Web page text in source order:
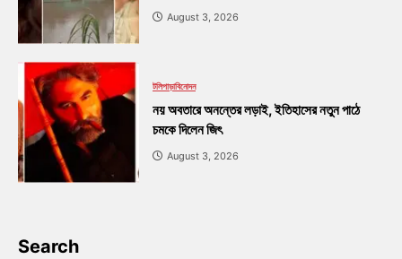
August 3, 2026
টলিপাড়াবিনোদন
নয় অবতারে অনন্তের লড়াই, ইতিহাসের নতুন পাঠে
চমকে দিলেন জিৎ
August 3, 2026
Search